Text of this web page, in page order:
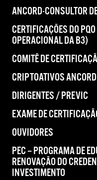
ANCORD-CONSULTOR
CERTIFICAÇÕES DO
OPERACIONAL DA B3)
COMITÊ DE
CRIPTOATIVOS ANCORD
DIRIGENTES / PREVIC
EXAME DE
OUVIDORES
PEC – PROGRAMA DE
RENOVAÇÃO DO
INVESTIMENTO